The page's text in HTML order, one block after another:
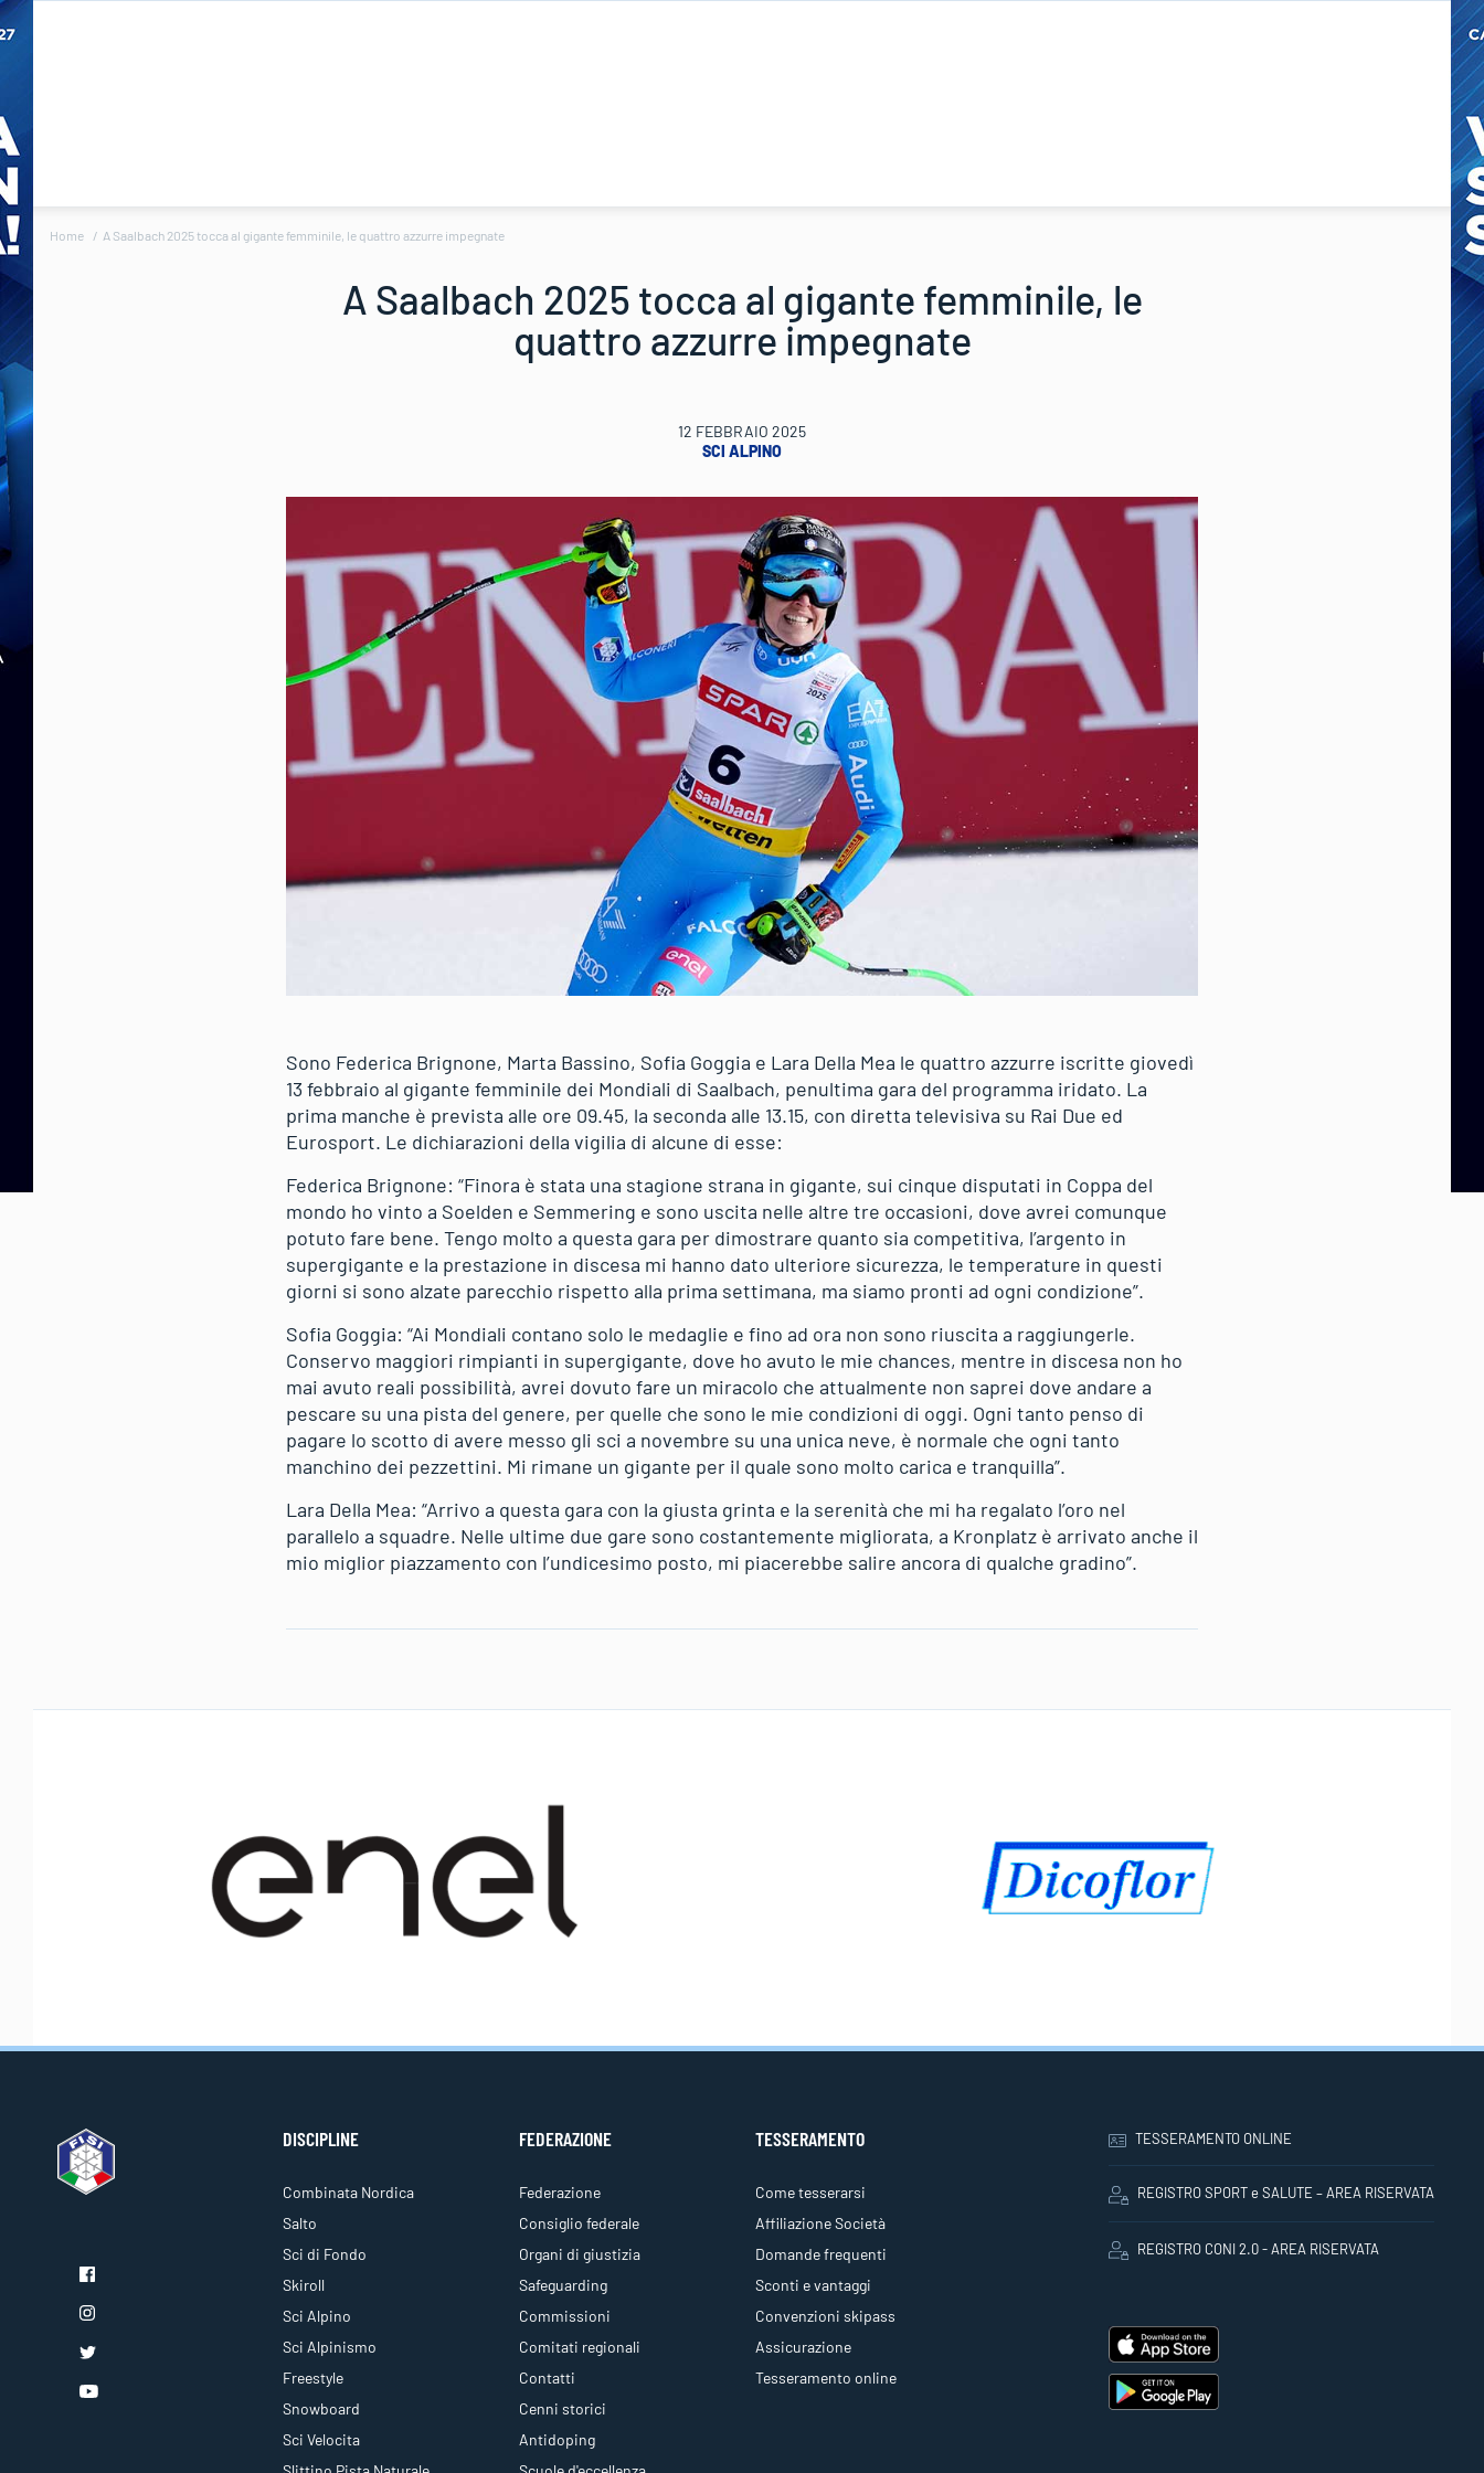
Home A Saalbach 2025 tocca al gigante femminile, le quattro azzurre impegnate
A Saalbach 2025 tocca al gigante femminile, le
quattro azzurre impegnate
12 FEBBRAIO 2025
SCI ALPINO
Sono Federica Brignone, Marta Bassino, Sofia Goggia e Lara Della Mea le quattro azzurre iscritte giovedì
13 febbraio al gigante femminile dei Mondiali di Saalbach, penultima gara del programma iridato. La
prima manche è prevista alle ore 09.45, la seconda alle 13.15, con diretta televisiva su Rai Due ed
Eurosport. Le dichiarazioni della vigilia di alcune di esse:
Federica Brignone: “Finora è stata una stagione strana in gigante, sui cinque disputati in Coppa del
mondo ho vinto a Soelden e Semmering e sono uscita nelle altre tre occasioni, dove avrei comunque
potuto fare bene. Tengo molto a questa gara per dimostrare quanto sia competitiva, l’argento in
supergigante e la prestazione in discesa mi hanno dato ulteriore sicurezza, le temperature in questi
giorni si sono alzate parecchio rispetto alla prima settimana, ma siamo pronti ad ogni condizione”.
Sofia Goggia: “Ai Mondiali contano solo le medaglie e fino ad ora non sono riuscita a raggiungerle.
Conservo maggiori rimpianti in supergigante, dove ho avuto le mie chances, mentre in discesa non ho
mai avuto reali possibilità, avrei dovuto fare un miracolo che attualmente non saprei dove andare a
pescare su una pista del genere, per quelle che sono le mie condizioni di oggi. Ogni tanto penso di
pagare lo scotto di avere messo gli sci a novembre su una unica neve, è normale che ogni tanto
manchino dei pezzettini. Mi rimane un gigante per il quale sono molto carica e tranquilla”.
Lara Della Mea: “Arrivo a questa gara con la giusta grinta e la serenità che mi ha regalato l’oro nel
parallelo a squadre. Nelle ultime due gare sono costantemente migliorata, a Kronplatz è arrivato anche il
mio miglior piazzamento con l’undicesimo posto, mi piacerebbe salire ancora di qualche gradino”.
DISCIPLINE
Combinata Nordica
Salto
Sci di Fondo
Skiroll
Sci Alpino
Sci Alpinismo
Freestyle
Snowboard
Sci Velocita
FEDERAZIONE
Federazione
Consiglio federale
Organi di giustizia
Safeguarding
Commissioni
Comitati regionali
Contatti
Cenni storici
Antidoping
TESSERAMENTO
Come tesserarsi
Affiliazione Società
Domande frequenti
Sconti e vantaggi
Convenzioni skipass
Assicurazione
Tesseramento online
TESSERAMENTO ONLINE
REGISTRO SPORT e SALUTE – AREA RISERVATA
REGISTRO CONI 2.0 - AREA RISERVATA